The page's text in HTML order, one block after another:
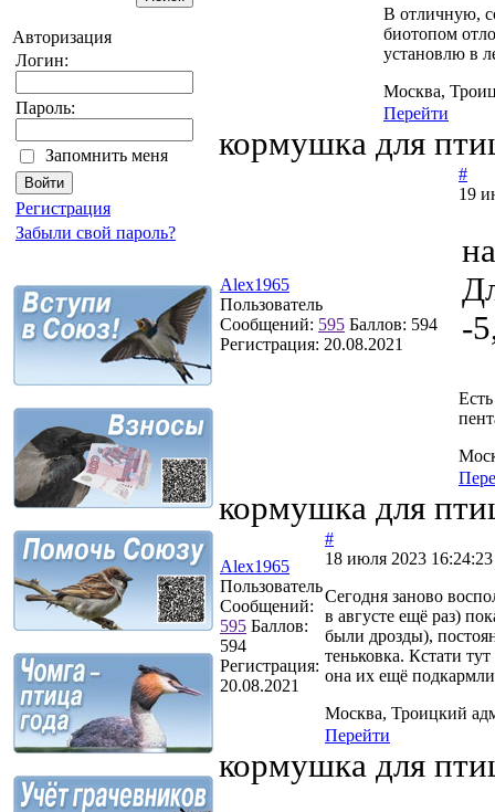
Авторизация
Логин:
Пароль:
Запомнить меня
Регистрация
Забыли свой пароль?
В отличную,
биотопом
установлю в
Москва,
Перейти
кормушка для
Alex1965
Пользователь
Сообщений: 595 Баллов: 594
Регистрация: 20.08.2021
#
19
-
кормушка для
Alex1965
Пользователь
Сообщений:
595 Баллов:
594
Регистрация:
20.08.2021
#
18 июля 2023 16:24:23
Сегодня заново
в августе ещё раз)
были дрозды),
теньковка. Кстати
она их ещё
Москва, Троицкий
Перейти
кормушка для